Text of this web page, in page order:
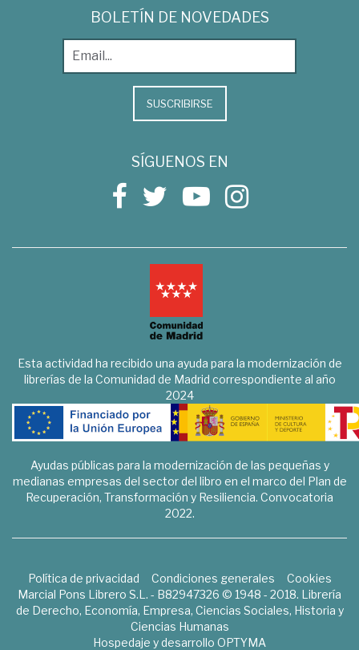
BOLETÍN DE NOVEDADES
SUSCRIBIRSE
SÍGUENOS EN
Esta actividad ha recibido una ayuda para la modernización de
librerías de la Comunidad de Madrid correspondiente al año
2024
Ayudas públicas para la modernización de las pequeñas y
medianas empresas del sector del libro en el marco del Plan de
Recuperación, Transformación y Resiliencia. Convocatoria
2022.
Política de privacidad Condiciones generales
Cookies
Marcial Pons Librero S.L. - B82947326 © 1948 - 2018. Librería
de Derecho, Economía, Empresa, Ciencias Sociales, Historia y
Ciencias Humanas
Hospedaje y desarrollo OPTYMA